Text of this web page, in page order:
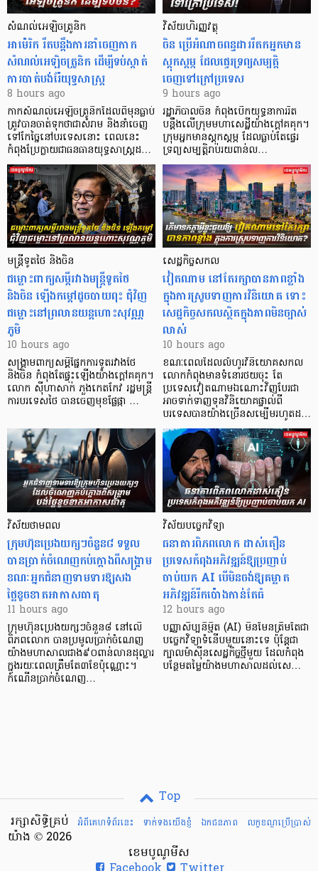
សំណល់អេឡិចត្រូនិក
អាម៉េរិក រឹតបន្តឹងការនាំចេញកាក
សំណល់អេឡិចត្រូនិក ដើម្បីទប់ស្កាត់
ការបាត់បង់រ៉ែយុទ្ធសាស្ត្រ
8 hours ago
កាក​សំណល់​អេឡិច​ត្រូនិកដែល​ពីមុនធ្លាប់​
ត្រូវបានចាត់ទុកថាជាសំរាម និងនាំចេញ
ទៅកែច្នៃនៅបរទេស​នោះ ពេលនេះ
កំពុងប្រែក្លាយជាធនធានយុទ្ធសាស្ត្រដ…
វិស័យហិរញ្ញវត្ថុ
ចិន ប្រើ​អំណាចពន្ធដាររឹតកអ្នកមាន
ស្ដុកស្ដម្ភ ដែលផ្ទេរទ្រព្យសម្បត្តិ
ចេញទៅក្រៅប្រទេស
9 hours ago
រដ្ឋាភិបាលចិន កំពុងបើកយុទ្ធនាការរឹត
បន្តឹងលើក្រុមមហាសេដ្ឋី​យ៉ាង​ក្ដៅគគុក។
​ក្រុមអ្នកមានស្ដុកស្ដម្ភ ដែល​ធ្លាប់​តែផ្ទេរ
ទ្រព្យសម្បត្តិរាប់រយពាន់ល…
មន្ត្រីទូតថៃ និងចិន
ជម្លោះពាក្យសម្តីរវាងមន្ត្រីទូតថៃ
និងចិន ឡើងកម្ដៅដូចបាយពុះ ជុំវិញ
ជម្លោះនៅព្រលានយន្តហោះសុវណ្ណ
ភូមិ
10 hours ago
សង្គ្រាមពាក្យសម្តីផ្នែកការទូតរវាងថៃ
និងចិន កំពុងតែផ្ទុះឡើងយ៉ាងក្តៅគគុក។
លោក ស៊ីហាសាក់ ភួងកេតកែវ រដ្ឋមន្ត្រី
ការបរទេសថៃ បានចេញមុខផ្លែផ្កា …
សេដ្ឋកិច្ចសកល
វៀតណាម នៅតែរក្សាបានភាពខ្លាំង
ក្នុងការស្រូបទាញការវិនិយោគ​ ទោះ
សេដ្ឋកិច្ចសកលស្ថិតក្នុងភាពមិនច្បាស់
លាស់
10 hours ago
ខណៈពេលដែលលំហូរវិនិយោគសកល
លោកកំពុងមានទំនោរថយចុះ តែ
ប្រទេសវៀតណាមឯណោះវិញបែរជា
អាចទាក់ទាញទុនវិនិយោគផ្ទាល់ពី
បរទេសបានយ៉ាងច្រើនសម្បើមរហូតដ…
វិស័យថាមពល
ក្រុមហ៊ុនប្រេងយក្សៗចំនួន៨ ទទួល
បានប្រាក់ចំណេញកប់ក្តោងពីសង្គ្រាម
ខណៈអ្នកជំនាញទាមទារឱ្យសង
ថ្លៃខូចខាតអាកាសធាតុ
11 hours ago
ក្រុមហ៊ុនប្រេងយក្សៗចំនួន៨ នៅលើ
ពិភពលោក បានប្រមូលប្រាក់ចំណេញ
យ៉ាងមហាសាលជាង៩០ពាន់លានដុល្លារ
ក្នុងរយៈពេលត្រឹមតែ៣ខែប៉ុណ្ណោះ។
កំណើនប្រាក់ចំណេញ…
វិស័យបច្ចេកវិទ្យា
ធនាគារពិភពលោក ដាស់តឿន
ប្រទេសកំពុងអភិវឌ្ឍន៍ឱ្យប្រញាប់
ចាប់យក AI បើមិនចង់ឱ្យគម្លាត
អភិវឌ្ឍន៍រីកប៉ោងកាន់តែធំ
12 hours ago
បញ្ញាសិប្បនិម្មិត (AI) មិនមែនត្រឹមតែជា
បច្ចេកវិទ្យាទំនើបមួយនោះទេ ប៉ុន្តែជា
ក្បាលម៉ាស៊ីនសេដ្ឋកិច្ចថ្មីមួយ ដែលកំពុង
បន្ថែមតម្លៃយ៉ាងមហាសាលដល់សេ…
Top
អំពីគេហទំព័រនេះ
ទាក់ទងយើងខ្ញំ ឯកជនភាព លក្ខខណ្ឌ​ប្រើ​ប្រាស់
រក្សាសិទ្ធិគ្រប់
យ៉ាង © 2026
ខេមបូណូមីស